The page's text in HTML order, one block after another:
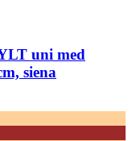
uni med
siena